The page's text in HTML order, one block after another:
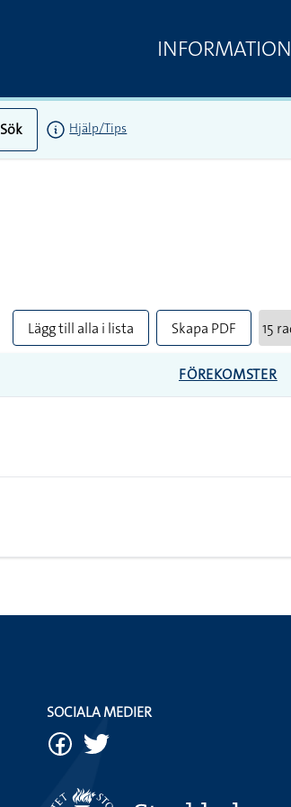
INFORMATION
Sök Hjälp/Tips
Lägg till alla i lista Skapa PDF
FÖREKOMSTER
SOCIALA MEDIER